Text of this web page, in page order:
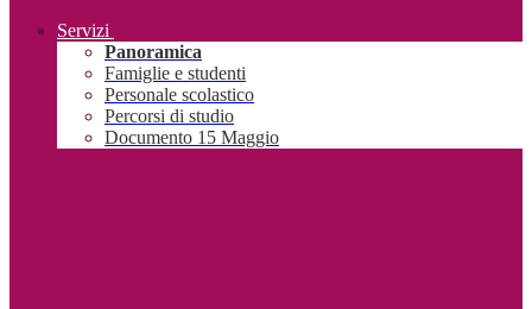
Servizi
Panoramica
Famiglie e studenti
Personale scolastico
Percorsi di studio
Documento 15 Maggio